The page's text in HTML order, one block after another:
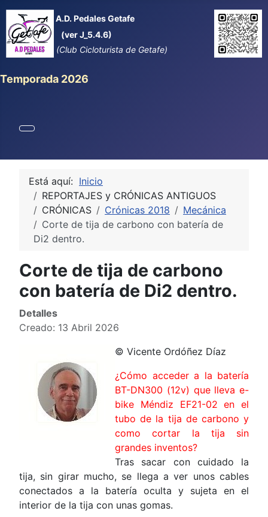
A.D. Pedales Getafe
(ver J_5.4.6)
(Club Cicloturista de Getafe)
Temporada 2026
Está aquí: Inicio
REPORTAJES y CRÓNICAS ANTIGUOS
CRÓNICAS
Crónicas 2018
Mecánica
Corte de tija de carbono con batería de
Di2 dentro.
Corte de tija de carbono
con batería de Di2 dentro.
Detalles
Creado: 13 Abril 2026
© Vicente Ordóñez Díaz
¿Cómo acceder a la batería
BT-DN300 (12v) que lleva e-
bike Méndiz EF21-02 en el
tubo de la tija de carbono y
como cortar la tija sin
grandes inventos?
Tras sacar con cuidado la
tija, sin girar mucho, se llega a ver unos cables
conectados a la batería oculta y sujeta en el
interior de la tija con unas gomas.